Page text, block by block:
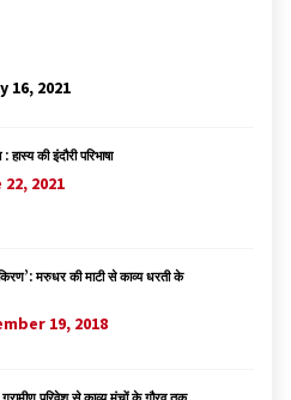
16, 2021
अतुल ज्वाला : हास्य की इंदौरी परिभाषा
2021
मरुधर की माटी से काव्य धरती के
19, 2018